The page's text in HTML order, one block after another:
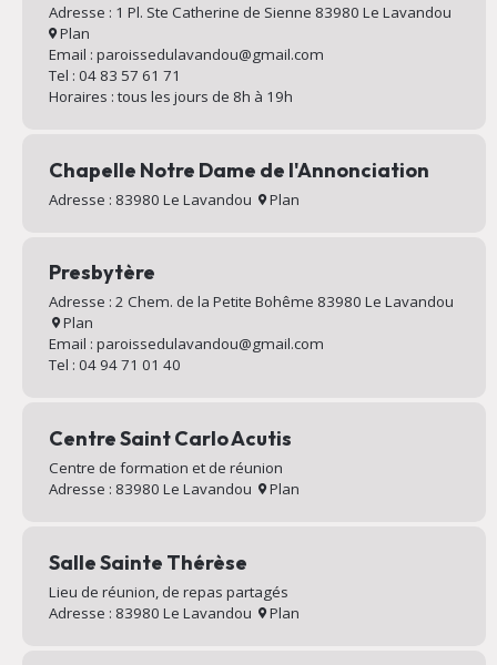
Adresse : 1 Pl. Ste Catherine de Sienne 83980 Le Lavandou
Plan
Email : paroissedulavandou@gmail.com
Tel : 04 83 57 61 71
Horaires : tous les jours de 8h à 19h
Chapelle Notre Dame de l'Annonciation
Adresse : 83980 Le Lavandou Plan
Presbytère
Adresse : 2 Chem. de la Petite Bohême 83980 Le Lavandou
Plan
Email : paroissedulavandou@gmail.com
Tel : 04 94 71 01 40
Centre Saint Carlo Acutis
Centre de formation et de réunion
Adresse : 83980 Le Lavandou
Plan
Salle Sainte Thérèse
Lieu de réunion, de repas partagés
Adresse : 83980 Le Lavandou
Plan